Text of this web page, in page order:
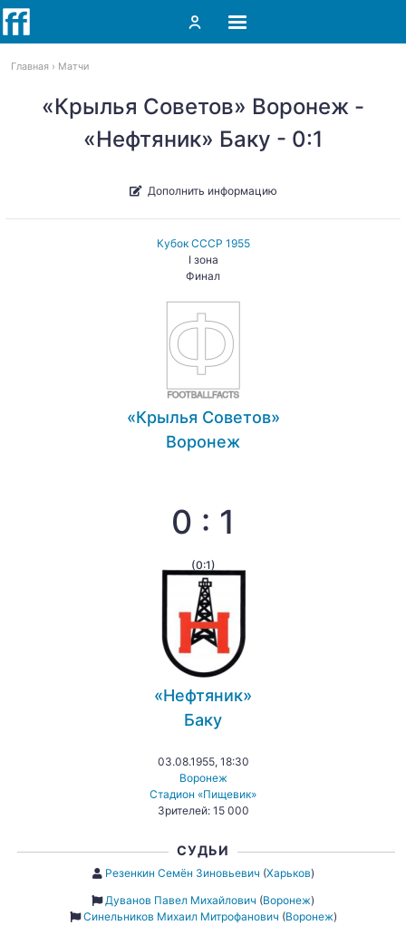
Главная Матчи
«Крылья Советов» Воронеж -
«Нефтяник» Баку - 0:1
Дополнить информацию
Кубок СССР 1955
I зона
Финал
«Крылья Советов»
Воронеж
0 : 1
(0:1)
«Нефтяник»
Баку
03.08.1955, 18:30
Воронеж
Стадион «Пищевик»
Зрителей: 15 000
СУДЬИ
Резенкин Семён Зиновьевич (Харьков)
Дуванов Павел Михайлович (Воронеж)
Синельников Михаил Митрофанович (Воронеж)